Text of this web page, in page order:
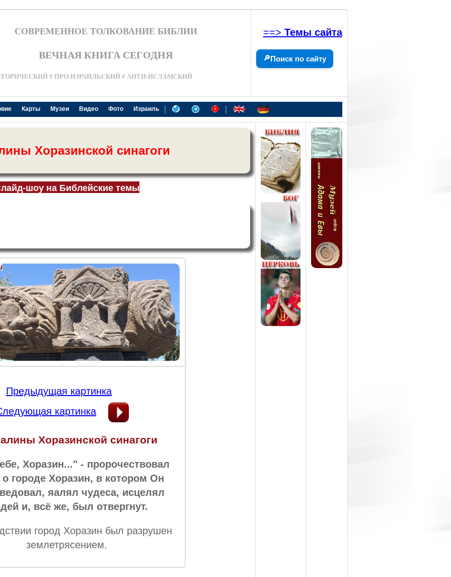
СОВРЕМЕННОЕ ТОЛКОВАНИЕ БИБЛИИ
ВЕЧНАЯ КНИГА СЕГОДНЯ
# ПРО-ИЗРАИЛЬСКИЙ # АНТИ-ИСЛАМСКИЙ
==> Темы сайта
🔎Поиск по сайту
Карты Музеи Видео Фото Израиль | |
Хоразинской синагоги
шоу на Библейские темы
Предыдущая картинка
картинка
Хоразинской синагоги
Хоразин..." - пророчествовал
городе Хоразин, в котором Он
яалял чудеса, исцелял
и, всё же, был отвергнут.
город Хоразин был разрушен
землетрясением.